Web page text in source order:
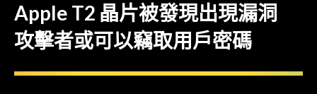
Apple T2 晶片被發現出現漏洞
攻擊者或可以竊取用戶密碼